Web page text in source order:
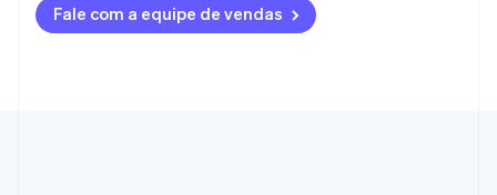
Fale com a equipe de vendas
DeutschEnglish
Austrália